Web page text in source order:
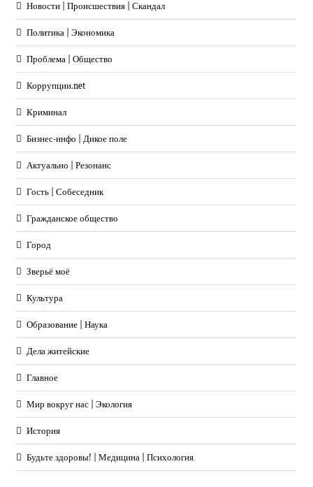
Новости | Происшествия | Скандал
Политика | Экономика
Проблема | Общество
Коррупции.net
Криминал
Бизнес-инфо | Дикое поле
Актуально | Резонанс
Гость | Собеседник
Гражданское общество
Город
Зверьё моё
Культура
Образование | Наука
Дела житейские
Главное
Мир вокруг нас | Экология
История
Будьте здоровы! | Медицина | Психология